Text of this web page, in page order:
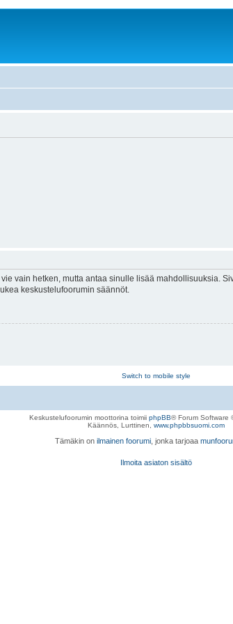
vain hetken, mutta antaa sinulle lisää mahdollisuuksia.
keskustelufoorumin säännöt.
Switch to mobile style
Keskustelufoorumin moottorina toimii phpBB® Forum Software
Käännös, Lurttinen, www.phpbbsuomi.com
Tämäkin on ilmainen foorumi , jonka tarjoaa
Ilmoita asiaton sisältö